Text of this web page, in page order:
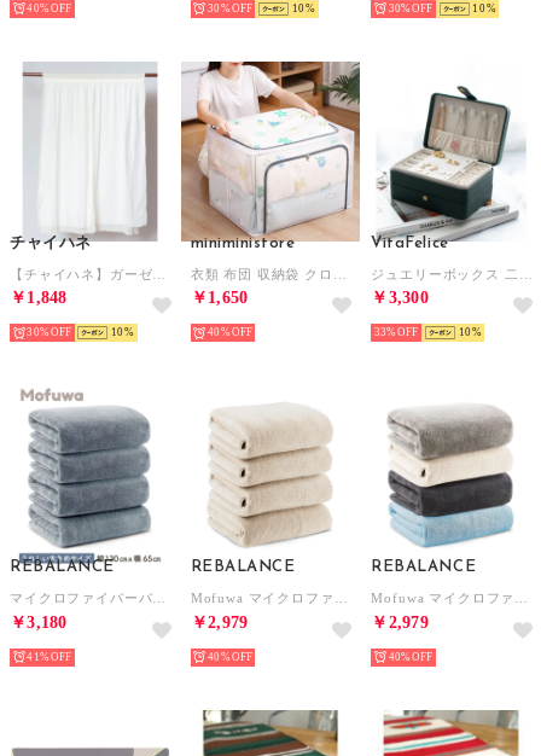
40% 30% 10 30% 10
チャイハネ
￥1,848
30% 10
miniministore
￥1,650
40%
VitaFelice
￥3,300
33% 10
REBALANCE
マイクロファイバーバスタオル大判4枚セット【返品不可商品】 （スモーキーブルー）
￥3,180
41%
REBALANCE
Mofuwa マイクロファイバー バスタオル 4枚セット タオルセット 110 x 50 ギフト まとめ買い【返品不可商品】 （ナチュラルベージュ）
￥2,979
40%
REBALANCE
Mofuwa マイクロファイバー バスタオル 4枚セット タオルセット 110 x 50 ギフト まとめ買い【返品不可商品】 （カラーミックス1）
￥2,979
40%